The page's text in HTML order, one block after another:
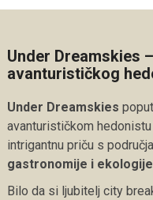
Under Dreamskies
avanturističkog
Under Dreamskies
avanturističkom
intrigantnu priču s područja
gastronomije i ekologije
Bilo da si ljubitelj city